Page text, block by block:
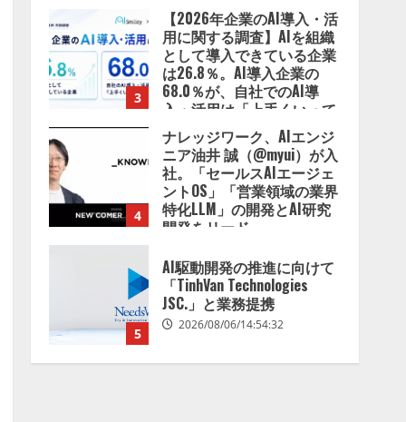
3
【2026年企業のAI導入・活
用に関する調査】AIを組織
として導入できている企業
は26.8％。AI導入企業の
68.0％が、自社でのAI導
入・活用は「上手くいって
2026/08/07/13:53:50
4
ナレッジワーク、AIエンジ
ニア油井 誠（@myui）が入
社。「セールスAIエージェ
ントOS」「営業領域の業界
特化LLM」の開発とAI研究
開発をリード
5
AI駆動開発の推進に向けて
「TinhVan Technologies
JSC.」と業務提携
2026/08/06/14:54:32